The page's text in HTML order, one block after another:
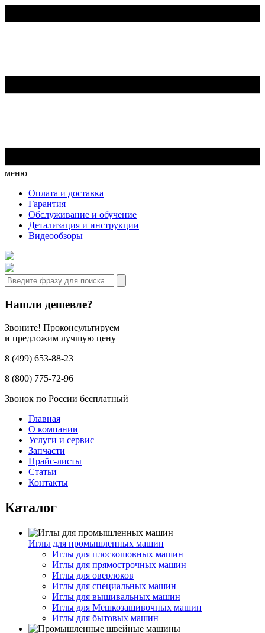
меню
Оплата и доставка
Гарантия
Обслуживание и обучение
Детализация и инструкции
Видеообзоры
Нашли дешевле?
Звоните! Проконсультируем
и предложим лучшую цену
8 (499) 653-88-23
8 (800) 775-72-96
Звонок по России бесплатный
Главная
О компании
Услуги и сервис
Запчасти
Прайс-листы
Статьи
Контакты
Каталог
Иглы для промышленных машин
Иглы для плоскошовных машин
Иглы для прямострочных машин
Иглы для оверлоков
Иглы для специальных машин
Иглы для вышивальных машин
Иглы для Мешкозашивочных машин
Иглы для бытовых машин